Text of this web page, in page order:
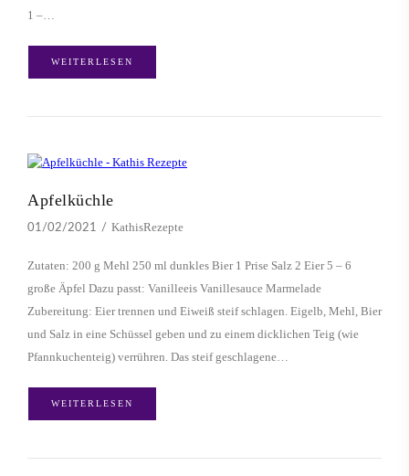
1 –…
WEITERLESEN
Apfelküchle
01/02/2021 KathisRezepte
Zutaten: 200 g Mehl 250 ml dunkles Bier 1 Prise Salz 2 Eier 5 – 6
große Äpfel Dazu passt: Vanilleeis Vanillesauce Marmelade
Zubereitung: Eier trennen und Eiweiß steif schlagen. Eigelb, Mehl, Bier
und Salz in eine Schüssel geben und zu einem dicklichen Teig (wie
Pfannkuchenteig) verrühren. Das steif geschlagene…
WEITERLESEN